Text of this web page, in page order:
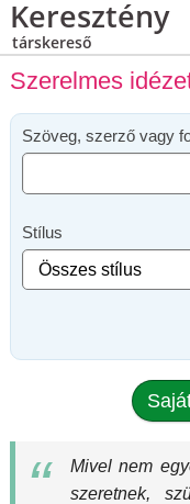
Keresztény
társkereső
Szerelmes
Szöveg, szerző vagy
Stílus
Mivel nem
szeretnek,